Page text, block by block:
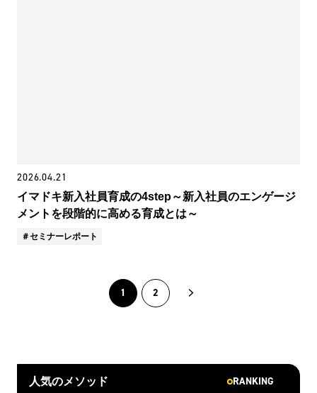
2026.04.21
イマドキ新入社員育成の4step～新入社員のエンゲージ
メントを段階的に高める育成とは～
セミナーレポート
1 2
人気のメソッド RANKING